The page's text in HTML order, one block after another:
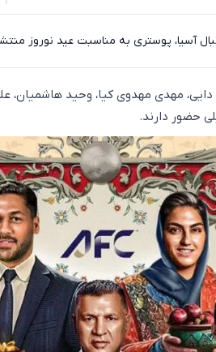
آسیا، پوستری به مناسبت عید نوروز
مهدی مهدوی کیا، وحید هاشمیان،
حضور دارند.